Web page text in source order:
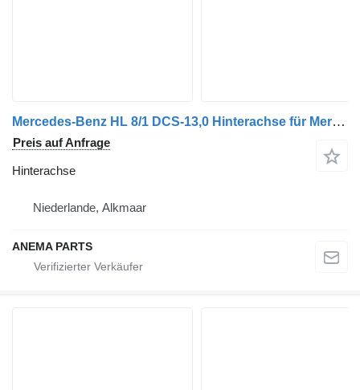
Mercedes-Benz HL 8/1 DCS-13,0 Hinterachse für Mercedes-Benz ACTROS LKW
Preis auf Anfrage
Hinterachse
Niederlande, Alkmaar
ANEMA PARTS